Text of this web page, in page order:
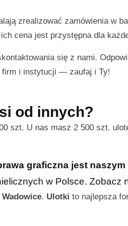
zrealizować zamówienia w
cena jest przystępna dla
się z nami.
firm i instytucji — zaufaj i Ty!
od innych?
szt. U nas masz 2 500 szt.
graficzna jest
w Polsce. Zobacz
Wadowice. Ulotki to najlepsza